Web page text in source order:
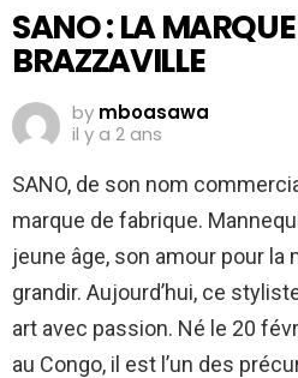
SANO : LA
BRAZZAVILLE
by mboasawa
il y a 2 ans
SANO, de son nom
marque de fabrique.
jeune âge, son amour pour la
grandir. Aujourd’hui, ce
art avec passion. Né le 20
au Congo, il est l’un des